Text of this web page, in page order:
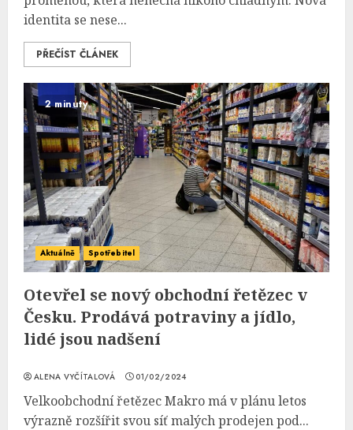
identita se nese...
PŘEČÍST ČLÁNEK
2 minuty
Aktuálně Spotřebitel
Otevřel se nový obchodní řetězec v
Česku. Prodává potraviny a jídlo,
lidé jsou nadšení
ALENA VYČÍTALOVÁ 01/02/2024
Velkoobchodní řetězec Makro má v plánu letos
výrazně rozšířit svou síť malých prodejen pod...